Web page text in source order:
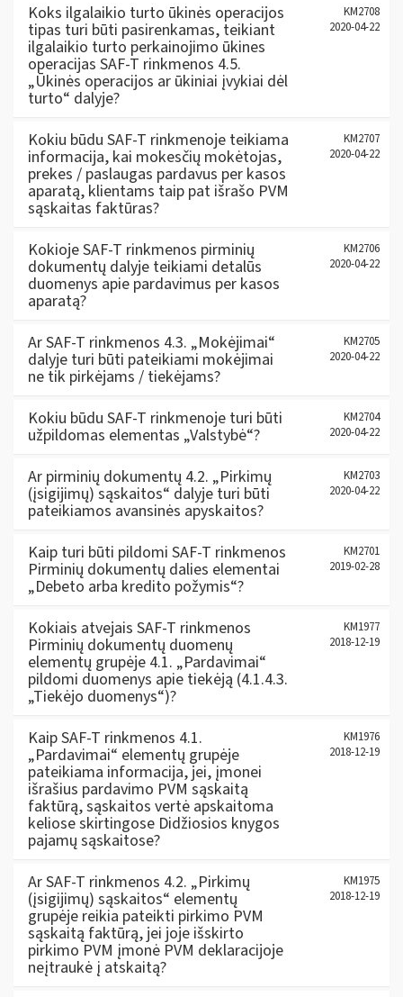
Koks ilgalaikio turto ūkinės operacijos
tipas turi būti pasirenkamas, teikiant
ilgalaikio turto perkainojimo ūkines
operacijas SAF-T rinkmenos 4.5.
„Ūkinės operacijos ar ūkiniai įvykiai dėl
turto“ dalyje?
KM2708
2020-04-22
Kokiu būdu SAF-T rinkmenoje teikiama
informacija, kai mokesčių mokėtojas,
prekes / paslaugas pardavus per kasos
aparatą, klientams taip pat išrašo PVM
sąskaitas faktūras?
KM2707
2020-04-22
Kokioje SAF-T rinkmenos pirminių
dokumentų dalyje teikiami detalūs
duomenys apie pardavimus per kasos
aparatą?
KM2706
2020-04-22
Ar SAF-T rinkmenos 4.3. „Mokėjimai“
dalyje turi būti pateikiami mokėjimai
ne tik pirkėjams / tiekėjams?
KM2705
2020-04-22
Kokiu būdu SAF-T rinkmenoje turi būti
užpildomas elementas „Valstybė“?
KM2704
2020-04-22
Ar pirminių dokumentų 4.2. „Pirkimų
(įsigijimų) sąskaitos“ dalyje turi būti
pateikiamos avansinės apyskaitos?
KM2703
2020-04-22
Kaip turi būti pildomi SAF-T rinkmenos
Pirminių dokumentų dalies elementai
„Debeto arba kredito požymis“?
KM2701
2019-02-28
Kokiais atvejais SAF-T rinkmenos
Pirminių dokumentų duomenų
elementų grupėje 4.1. „Pardavimai“
pildomi duomenys apie tiekėją (4.1.4.3.
„Tiekėjo duomenys“)?
KM1977
2018-12-19
Kaip SAF-T rinkmenos 4.1.
„Pardavimai“ elementų grupėje
pateikiama informacija, jei, įmonei
išrašius pardavimo PVM sąskaitą
faktūrą, sąskaitos vertė apskaitoma
keliose skirtingose Didžiosios knygos
pajamų sąskaitose?
KM1976
2018-12-19
Ar SAF-T rinkmenos 4.2. „Pirkimų
(įsigijimų) sąskaitos“ elementų
grupėje reikia pateikti pirkimo PVM
sąskaitą faktūrą, jei joje išskirto
pirkimo PVM įmonė PVM deklaracijoje
neįtraukė į atskaitą?
KM1975
2018-12-19